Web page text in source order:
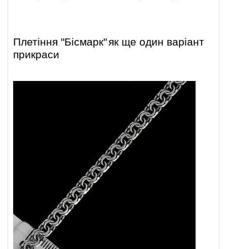
Плетіння "Бісмарк"як ще один варіант
прикраси